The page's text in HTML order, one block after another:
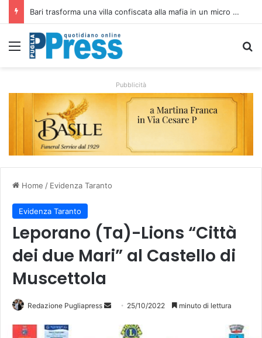
Rubano strumenti e farmaci ai medici dei migranti a Bari: ferme le visite a Nardò
Menu
Pubblicità
Home / Evidenza Taranto
Evidenza Taranto
Leporano (Ta)-Lions “Città
dei due Mari” al Castello di
Muscettola
Redazione Pugliapress 25/10/2022 minuto di lettura